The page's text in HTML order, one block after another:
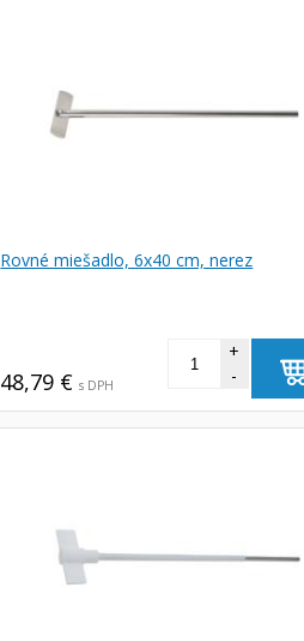
Rovné miešadlo, 6x40 cm, nerez
48,79 € s DPH -
+